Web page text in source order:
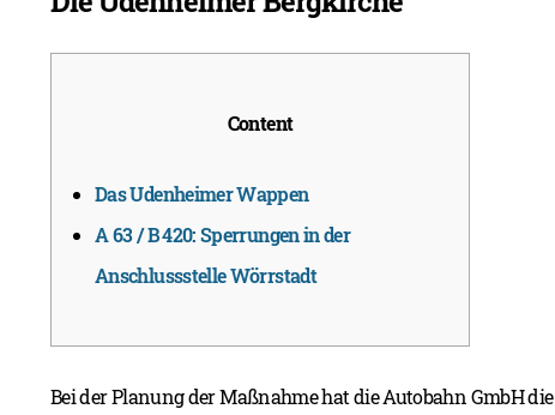
Content
Das Udenheimer Wappen
A 63 / B 420: Sperrungen in der
Anschlussstelle Wörrstadt
Bei der Planung der Maßnahme hat die Autobahn GmbH